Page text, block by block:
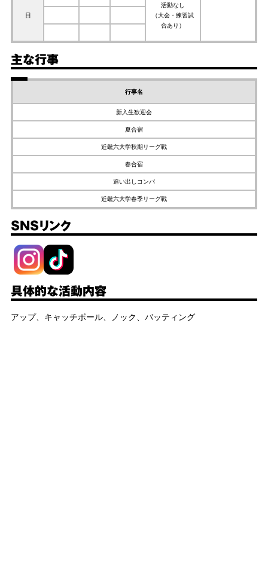
日
活動なし
（大会・練習試
合あり）
主な行事
行事名
新入生歓迎会
夏合宿
近畿六大学秋期リーグ戦
春合宿
追い出しコンパ
近畿六大学春季リーグ戦
SNSリンク
具体的な活動内容
アップ、キャッチボール、ノック、バッティング